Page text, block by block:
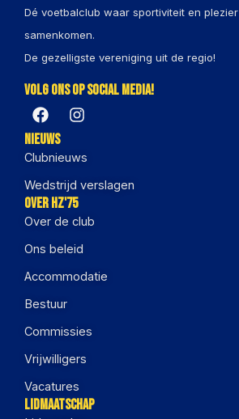
Dé voetbalclub waar sportiviteit en plezier
samenkomen.
De gezelligste vereniging uit de regio!
Volg ons op social media!
Nieuws
Clubnieuws
Wedstrijd verslagen
Over HZ'75
Over de club
Ons beleid
Accommodatie
Bestuur
Commissies
Vrijwilligers
Vacatures
Lidmaatschap